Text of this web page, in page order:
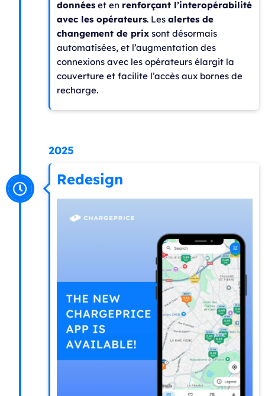
données et en renforçant l’interopérabilité
avec les opérateurs. Lesalertes de
changement de prix sont désormais
automatisées, et l’augmentation des
connexions avec les opérateurs élargit la
couverture et facilite l’accès aux bornes de
recharge.
2025
Redesign